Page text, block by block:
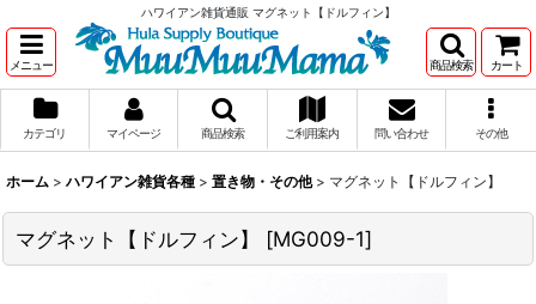
ハワイアン雑貨通販 マグネット【ドルフィン】
メニュー 商品検索 カート
カテゴリ マイページ 商品検索 ご利用案内 問い合わせ その他
ホーム > ハワイアン雑貨各種 > 置き物・その他 > マグネット【ドルフィン】
マグネット【ドルフィン】 [MG009-1]